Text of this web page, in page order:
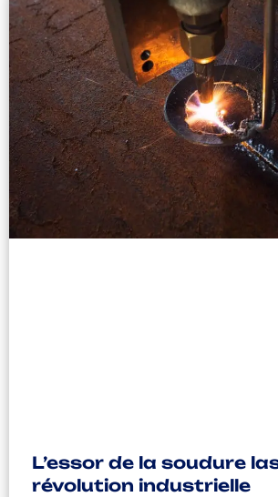
L’essor de la soudure
révolution industrielle